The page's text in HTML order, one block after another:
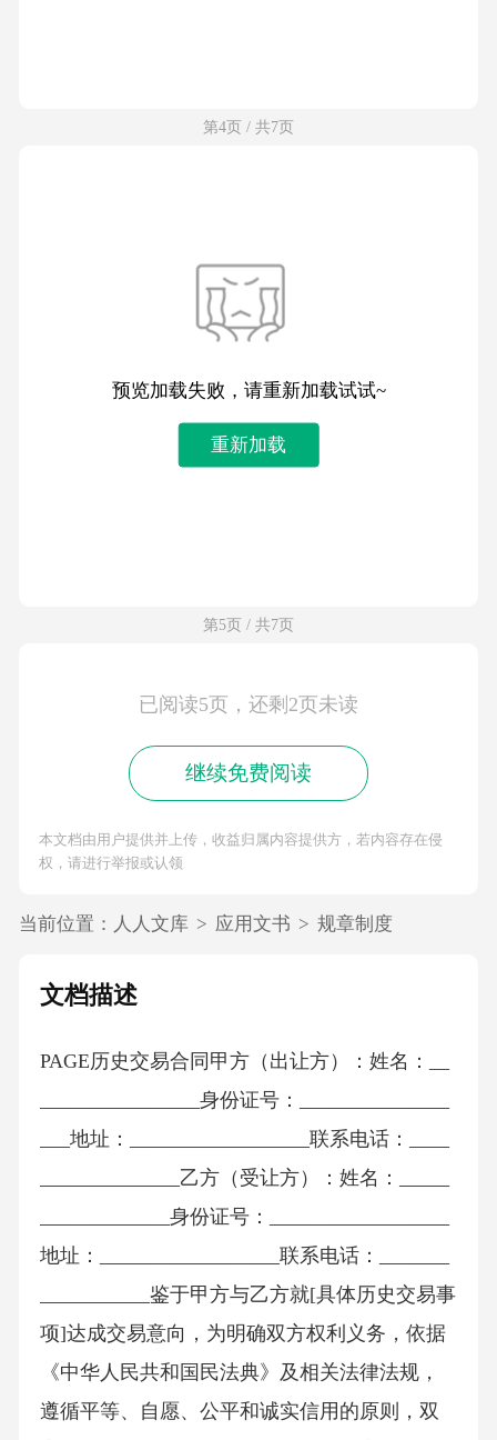
第4页 / 共7页
预览加载失败，请重新加载试试~
重新加载
第5页 / 共7页
已阅读5页，还剩2页未读
继续免费阅读
本文档由用户提供并上传，收益归属内容提供方，若内容存在侵
权，请进行举报或认领
当前位置： 人人文库 > 应用文书 > 规章制度
文档描述
PAGE历史交易合同甲方（出让方）：姓名：__
________________身份证号：_______________
___地址：__________________联系电话：____
______________乙方（受让方）：姓名：_____
_____________身份证号：__________________
地址：__________________联系电话：_______
___________鉴于甲方与乙方就[具体历史交易事
项]达成交易意向，为明确双方权利义务，依据
《中华人民共和国民法典》及相关法律法规，
遵循平等、自愿、公平和诚实信用的原则，双